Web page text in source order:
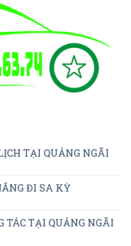
TẠI QUẢNG NGÃI
ĐI SA KỲ
TÁC TẠI QUẢNG NGÃI